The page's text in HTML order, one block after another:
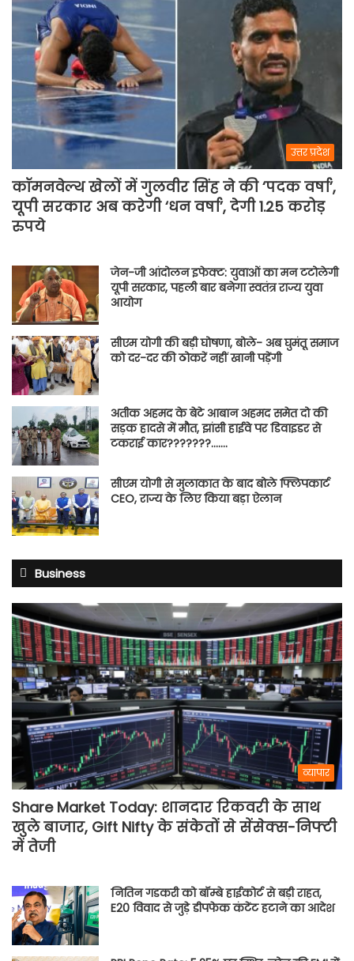
पसीना
बहाएगी
टीम
इंडिया
उत्तर प्रदेश
कॉमनवेल्थ खेलों में गुलवीर सिंह ने की ‘पदक वर्षा’,
यूपी सरकार अब करेगी ‘धन वर्षा’, देगी 1.25 करोड़
रुपये
जेन-जी आंदोलन इफेक्ट: युवाओं का मन टटोलेगी
यूपी सरकार, पहली बार बनेगा स्वतंत्र राज्य युवा
आयोग
सीएम योगी की बड़ी घोषणा, बोले- अब घुमंतू समाज
को दर-दर की ठोकरें नहीं खानी पड़ेंगी
अतीक अहमद के बेटे आबान अहमद समेत दो की
सड़क हादसे में मौत, झांसी हाईवे पर डिवाइडर से
टकराई कार???????…….
सीएम योगी से मुलाकात के बाद बोले फ्लिपकार्ट
CEO, राज्य के लिए किया बड़ा ऐलान
Business
व्यापार
Share Market Today: शानदार रिकवरी के साथ
खुले बाजार, Gift Nifty के संकेतों से सेंसेक्स-निफ्टी
में तेजी
नितिन गडकरी को बॉम्बे हाईकोर्ट से बड़ी राहत,
E20 विवाद से जुड़े डीपफेक कंटेंट हटाने का आदेश